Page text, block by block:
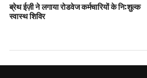
ब्रेथ ईज़ी ने लगाया रोडवेज कर्मचारियों के नि:शुल्क
स्वास्थ शिविर